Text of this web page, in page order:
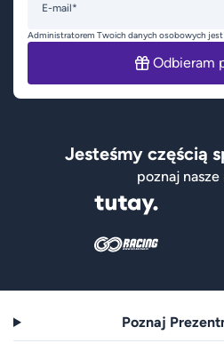
E-mail*
Administratorem Twoich danych osobowych jest
Odbieram
Jesteśmy częścią
poznaj nasze
Poznaj